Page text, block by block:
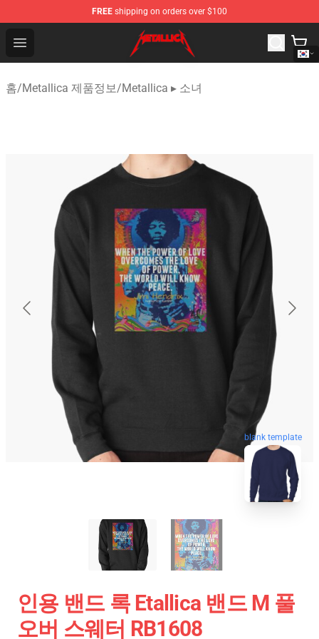
FREE shipping on orders over $100
Open menu
Metallica Store - Official Metallica Merchandise Shop
홈/Metallica 제품정보/Metallica ▸ 소녀
blank template
인용 밴드 록 Etallica 밴드 M 풀
오버 스웨터 RB1608